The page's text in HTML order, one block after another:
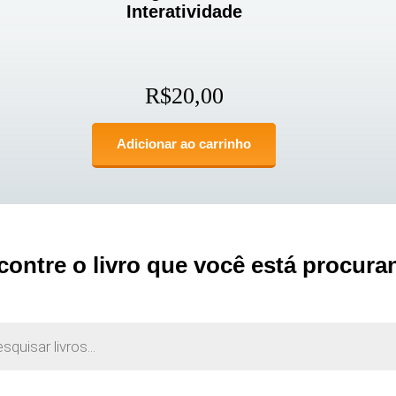
Interatividade
R$20,00
Adicionar ao carrinho
o livro que você está